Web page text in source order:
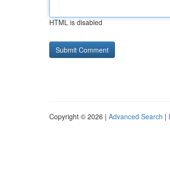
HTML is disabled
Copyright © 2026 | Advanced Search |